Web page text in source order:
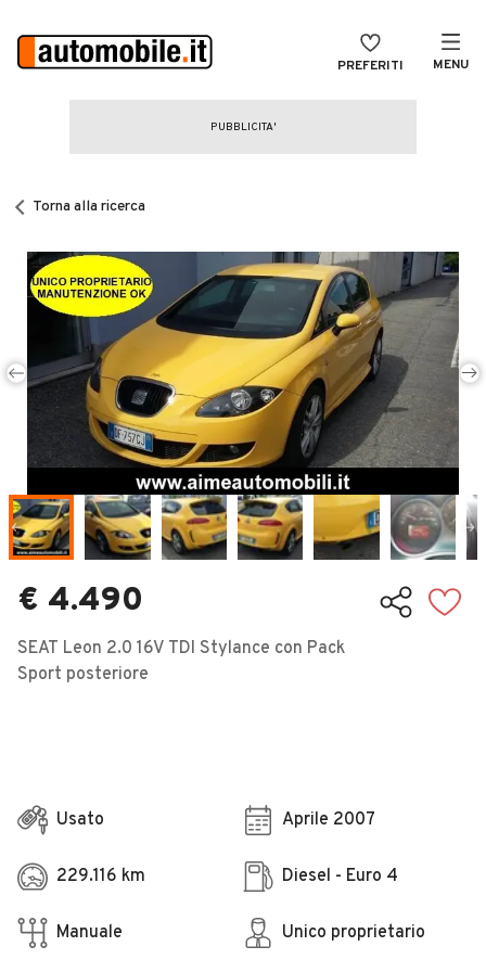
PREFERITI MENU
CERCA
Auto Nuove
Noleggio a lungo termine
Auto d'epoca
Moto
Camper
Veicoli Commerciali
Concessionari
Torna alla ricerca
€ 4.490
SEAT Leon 2.0 16V TDI Stylance con Pack
Sport posteriore
Usato Aprile 2007
229.116 km Diesel - Euro 4
Manuale Unico proprietario